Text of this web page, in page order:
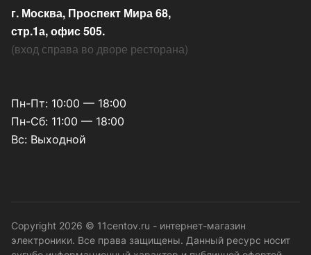
г. Москва, Проспект Мира 68,
стр.1а, офис 505.
(вход справа во дворе ресторана)
Пн-Пт: 10:00 — 18:00
Пн-Сб: 11:00 — 18:00
Вс: Выходной
Copyright 2026 © 11centov.ru - интернет-магазин
электроники. Все права защищены. Данный ресурс носит